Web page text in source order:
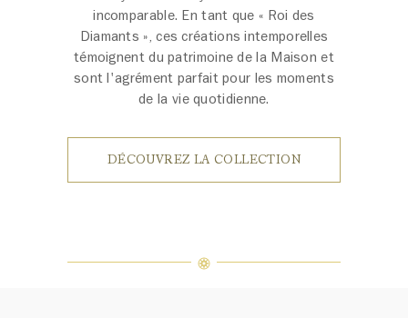
incomparable. En tant que « Roi des
Diamants », ces créations intemporelles
témoignent du patrimoine de la Maison et
sont l'agrément parfait pour les moments
de la vie quotidienne.
DÉCOUVREZ LA COLLECTION